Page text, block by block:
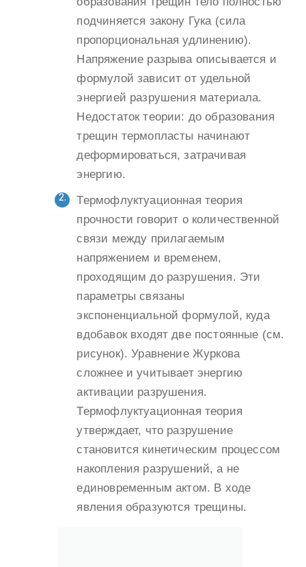
подчиняется закону Гука (сила
пропорциональная удлинению).
Напряжение разрыва описывается и
формулой зависит от удельной
энергией разрушения материала.
Недостаток теории: до образования
трещин термопласты начинают
деформироваться, затрачивая
энергию.
Термофлуктуационная теория
прочности говорит о количественной
связи между прилагаемым
напряжением и временем,
проходящим до разрушения. Эти
параметры связаны
экспоненциальной формулой, куда
вдобавок входят две постоянные (см.
рисунок). Уравнение Журкова
сложнее и учитывает энергию
активации разрушения.
Термофлуктуационная теория
утверждает, что разрушение
становится кинетическим процессом
накопления разрушений, а не
единовременным актом. В ходе
явления образуются трещины.